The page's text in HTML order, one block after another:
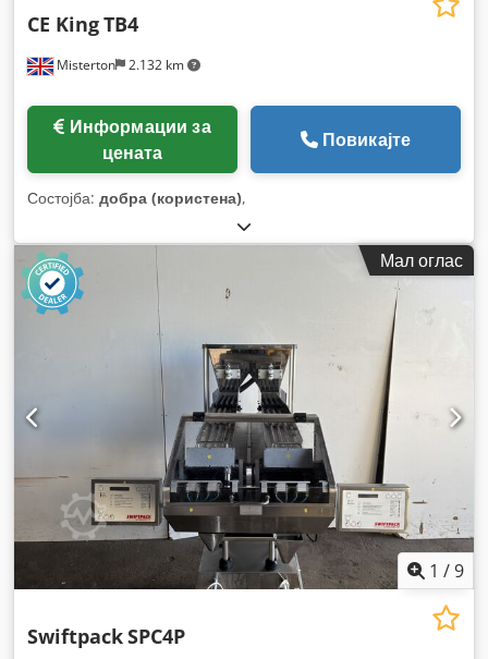
Misterton 2.132 km
CE KingTB4
цената
Повикајте
Состојба: добра (користена),
Мал оглас
1 /9
SwiftpackSPC4P